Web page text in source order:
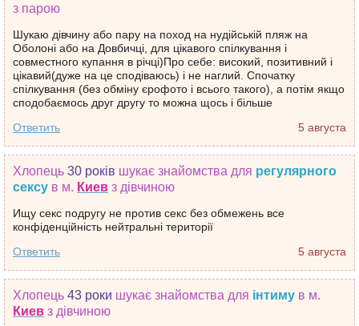
з парою
Шукаю дівчину або пару на поход на нудійській пляж на
Оболоні або на Довбичці, для цікавого спілкування і
совместного купання в річці)Про себе: високий, позитивний і
цікавий(дуже на це сподіваюсь) і не наглий. Спочатку
спілкування (без обміну єрофото і всього такого), а потім якщо
сподобаємось друг другу то можна щось і більше
5 августа
Ответить
Хлопець 30 років шукає знайомства для регулярного
сексу в м. Киев з дівчиною
Ищу секс подругу не против секс без обмежень все
конфіденційність нейтральні території
5 августа
Ответить
Хлопець 43 роки шукає знайомства для інтиму в м.
Киев з дівчиною